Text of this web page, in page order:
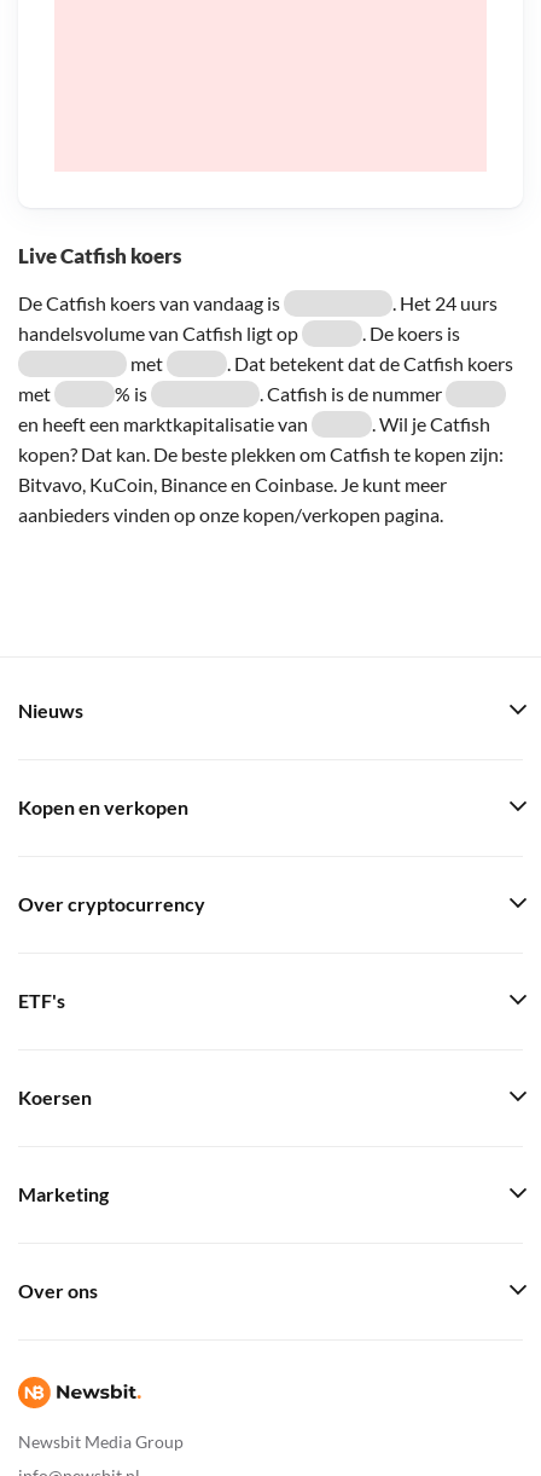
Live Catfish koers
De Catfish koers van vandaag is
. Het 24 uurs
handelsvolume van Catfish ligt op
. De koers is
met
. Dat betekent dat de Catfish koers
met
% is
. Catfish is de nummer
en heeft een marktkapitalisatie van
. Wil je Catfish
kopen? Dat kan. De beste plekken om Catfish te kopen zijn:
Bitvavo, KuCoin, Binance en Coinbase. Je kunt meer
aanbieders vinden op onze kopen/verkopen pagina.
Newsbit Media Group
Nieuws
Kopen en verkopen
Over cryptocurrency
ETF's
Koersen
Marketing
Over ons